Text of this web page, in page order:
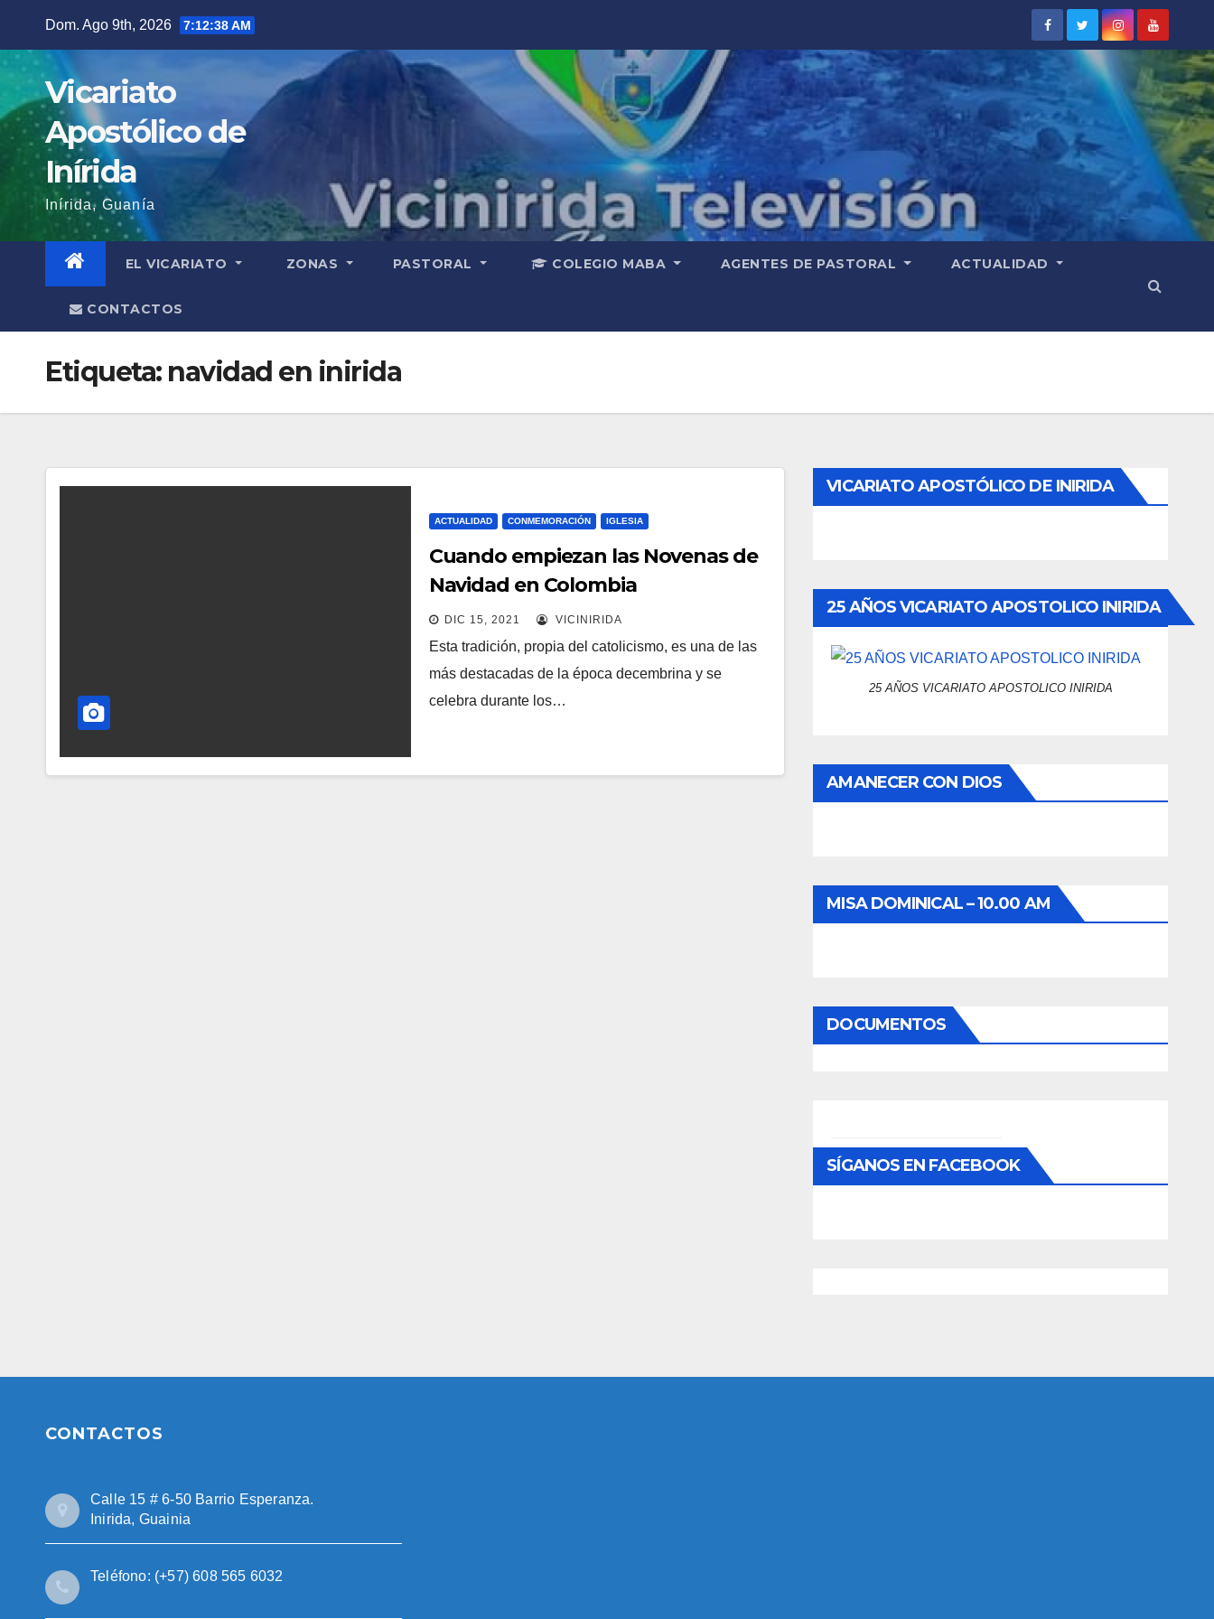
contenido
Dom. Ago 9th, 2026 7:12:38 AM
Vicariato
Apostólico de
Inírida
Inírida, Guanía
EL VICARIATO ZONAS PASTORAL COLEGIO MABA AGENTES DE PASTORAL ACTUALIDAD
CONTACTOS
Etiqueta: navidad en inirida
ACTUALIDAD CONMEMORACIÓN IGLESIA
Cuando empiezan las Novenas de
Navidad en Colombia
DIC 15, 2021 VICINIRIDA
Esta tradición, propia del catolicismo, es una de las
más destacadas de la época decembrina y se
celebra durante los…
VICARIATO APOSTÓLICO DE INIRIDA
25 AÑOS VICARIATO APOSTOLICO INIRIDA
25 AÑOS VICARIATO APOSTOLICO INIRIDA
AMANECER CON DIOS
MISA DOMINICAL – 10.00 AM
DOCUMENTOS
SÍGANOS EN FACEBOOK
CONTACTOS
Calle 15 # 6-50 Barrio Esperanza.
Inirida, Guainia
Teléfono: (+57) 608 565 6032